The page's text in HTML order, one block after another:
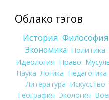
Облако тэгов
История Философия
Экономика Политика
Идеология Право
Наука Логика Педагогика
Литература Искусство
География Экология